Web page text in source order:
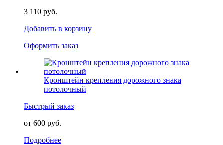
3 110 руб.
Добавить в корзину
Оформить заказ
Кронштейн крепления дорожного знака
потолочный
Быстрый заказ
от 600 руб.
Подробнее